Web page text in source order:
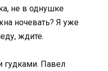
не в однушке
ночевать? Я уже
ждите.
гудками. Павел